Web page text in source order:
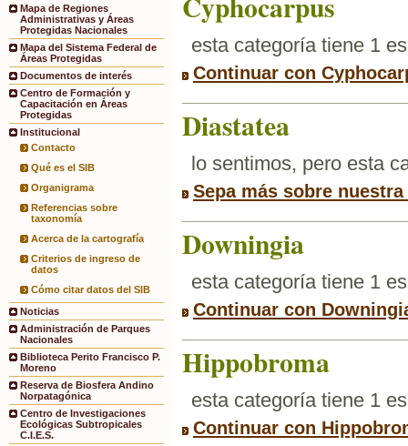
Mapa de Regiones
Administrativas y Áreas
Protegidas Nacionales
Mapa del Sistema Federal de
Áreas Protegidas
Documentos de interés
Centro de Formación y
Capacitación en Áreas
Protegidas
Institucional
Contacto
Qué es el SIB
Organigrama
Referencias sobre
taxonomía
Acerca de la cartografía
Criterios de ingreso de
datos
Cómo citar datos del SIB
Noticias
Administración de Parques
Nacionales
Biblioteca Perito Francisco P.
Moreno
Reserva de Biosfera Andino
Norpatagónica
Centro de Investigaciones
Ecológicas Subtropicales
C.I.E.S.
esta categoría tiene 1
Continuar con
Diastatea
lo sentimos, pero esta
Sepa más sobre
Downingia
esta categoría tiene 1
Continuar con
Hippobroma
esta categoría tiene 1
Continuar con